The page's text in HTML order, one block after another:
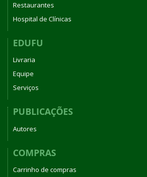
Restaurantes
Hospital de Clínicas
EDUFU
Livraria
Equipe
Serviços
PUBLICAÇÕES
Autores
COMPRAS
Carrinho de compras